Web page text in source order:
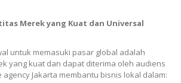
Merek yang Kuat dan Universal
untuk memasuki pasar global adalah
yang kuat dan dapat diterima oleh audiens
Jakarta membantu bisnis lokal dalam: